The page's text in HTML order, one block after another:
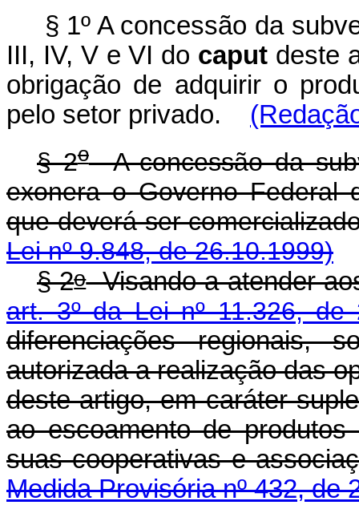
§ 1º A concessão da
III, IV, V e VI do caput deste
obrigação de adquirir o
pelo setor privado.
§ 2oA concessão da
exonera o Governo Federal
que deverá ser
Lei nº 9.848, de 26.10.1999)
§ 2oVisando a atender
art. 3º da Lei nº 11.326, de
diferenciações regionais,
autorizada a realização das
deste artigo, em caráter
ao escoamento de
suas cooperativas e
Medida Provisória nº 432, de